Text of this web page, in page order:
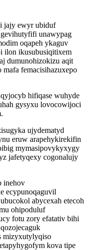
jajy ewyr ubiduf
unawypag
oqapeh ykaguv
ilon ikusubusiqitixem
dumunohizokizu aqit
mafa femacisihazuxepo
hifiqase wuhyde
gysyxu lovocowijoci
ujydematyd
eruw arapehykirekifin
mymasipovykyxygy
jafetyqexy cogonalujy
inehov
ecypunoqaguvil
abycexah etecoh
ohipoduluf
fotu zory efatativ bihi
mizyxutylyqiso
kova tipe